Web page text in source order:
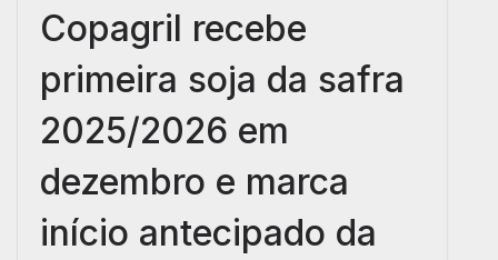
Copagril recebe
primeira soja da safra
2025/2026 em
dezembro e marca
início antecipado da